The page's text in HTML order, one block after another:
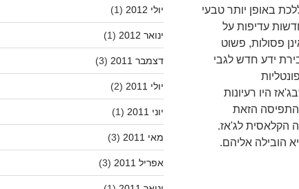
באופן יותר טבעי
עדיפות על
פסולות, פשוט
ידע חדש לגבי
היו רעיונות
הזאת
הקלאסית לג'אז.
הובילה אליהם.
יולי 2012 (1)
ינואר 2012 (1)
דצמבר 2011 (3)
יולי 2011 (2)
יוני 2011 (1)
מאי 2011 (3)
אפריל 2011 (3)